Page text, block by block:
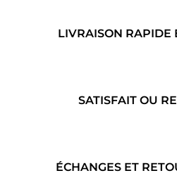
LIVRAISON RAPIDE
SATISFAIT OU
ÉCHANGES ET